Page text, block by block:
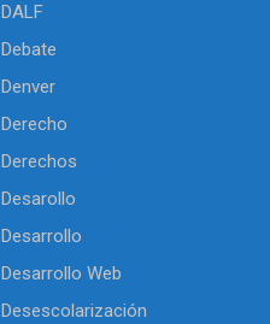
DALF
Debate
Denver
Derecho
Derechos
Desarollo
Desarrollo
Desarrollo Web
Desescolarización